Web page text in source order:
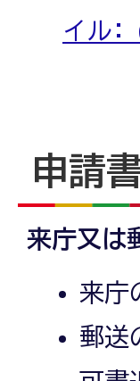
イル:
申請
来庁又は
来庁
郵送